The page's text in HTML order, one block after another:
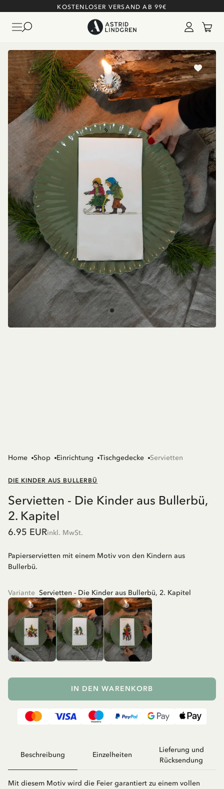
KOSTENLOSER VERSAND AB 99€
Home Shop Einrichtung Tischgedecke Servietten
DIE KINDER AUS BULLERBÜ
Servietten - Die Kinder aus Bullerbü,
2. Kapitel
6.95 EURinkl. MwSt.
Papierservietten mit einem Motiv von den Kindern aus
Bullerbü.
Variante Servietten - Die Kinder aus Bullerbü, 2. Kapitel
IN DEN WARENKORB
Beschreibung Einzelheiten
Lieferung und
Rücksendung
Mit diesem Motiv wird die Feier garantiert zu einem vollen